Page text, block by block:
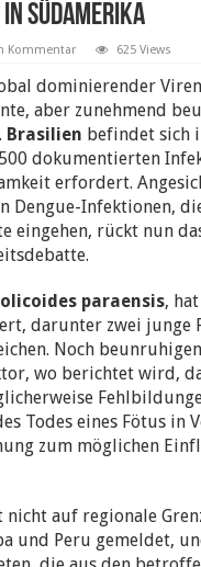
Südamerika
Kommentar 625 Views
dominierender
aber zunehmend
. Brasilien befindet sich
dokumentierten
erfordert.
Dengue-Infektionen,
eingehen, rückt nun
paraensis,
darunter zwei junge
Noch
wo berichtet wird,
Todes eines Fötus in
zum möglichen
auf regionale
und Peru gemeldet,